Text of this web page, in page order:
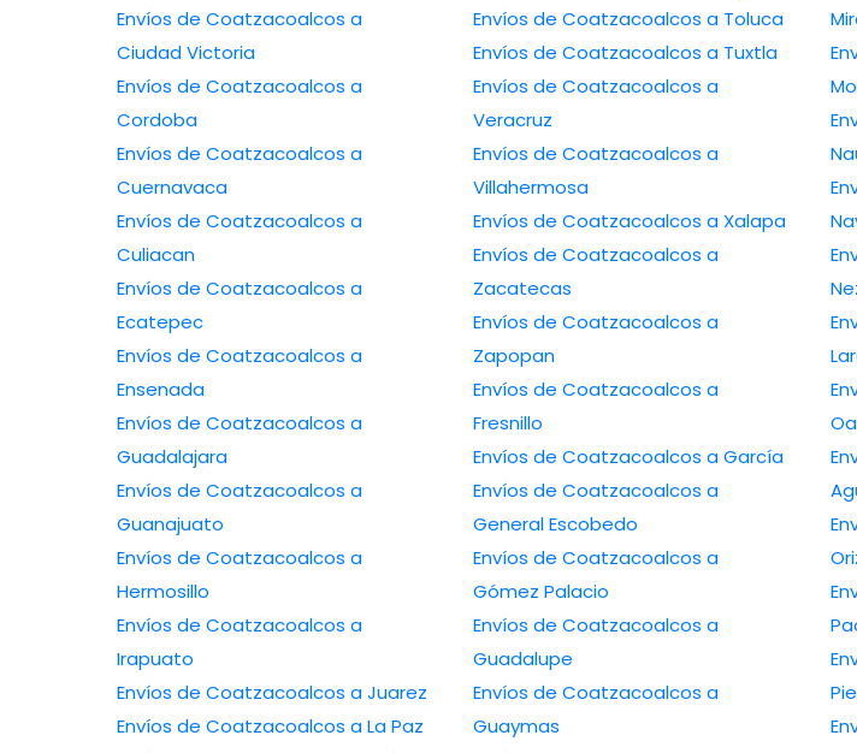
Envíos de Coatzacoalcos a
Ciudad Victoria
Envíos de Coatzacoalcos a
Cordoba
Envíos de Coatzacoalcos a
Cuernavaca
Envíos de Coatzacoalcos a
Culiacan
Envíos de Coatzacoalcos a
Ecatepec
Envíos de Coatzacoalcos a
Ensenada
Envíos de Coatzacoalcos a
Guadalajara
Envíos de Coatzacoalcos a
Guanajuato
Envíos de Coatzacoalcos a
Hermosillo
Envíos de Coatzacoalcos a
Irapuato
Envíos de Coatzacoalcos a Juarez
Envíos de Coatzacoalcos a La Paz
Envíos de Coatzacoalcos a Toluca
Envíos de Coatzacoalcos a Tuxtla
Envíos de Coatzacoalcos a
Veracruz
Envíos de Coatzacoalcos a
Villahermosa
Envíos de Coatzacoalcos a Xalapa
Envíos de Coatzacoalcos a
Zacatecas
Envíos de Coatzacoalcos a
Zapopan
Envíos de Coatzacoalcos a
Fresnillo
Envíos de Coatzacoalcos a García
Envíos de Coatzacoalcos a
General Escobedo
Envíos de Coatzacoalcos a
Gómez Palacio
Envíos de Coatzacoalcos a
Guadalupe
Envíos de Coatzacoalcos a
Guaymas